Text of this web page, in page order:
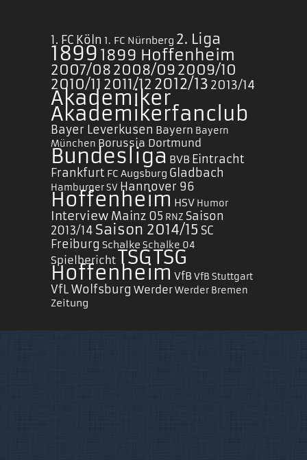
1. FC Köln 1. FC Nürnberg 2. Liga
1899 1899 Hoffenheim
2007/082008/092009/10
2010/11 2011/12 2012/13 2013/14
Akademiker
Akademikerfanclub
Bayer Leverkusen Bayern Bayern
München Borussia Dortmund
Bundesliga BVB Eintracht
Frankfurt FC Augsburg Gladbach
Hamburger SV Hannover 96
Hoffenheim HSV Humor
Interview Mainz 05 RNZ Saison
2013/14 Saison 2014/15 SC
Freiburg Schalke Schalke 04
SpielberichtTSGTSG
Hoffenheim VfB VfB Stuttgart
VfL Wolfsburg WerderWerder Bremen
Zeitung